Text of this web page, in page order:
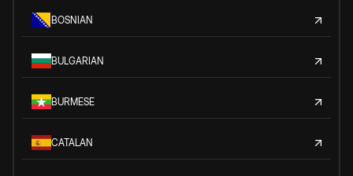
BOSNIAN
BULGARIAN
BURMESE
CATALAN